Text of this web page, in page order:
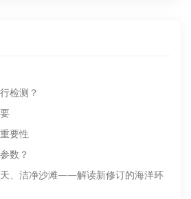
检测？
要性
数？
、洁净沙滩——解读新修订的海洋环